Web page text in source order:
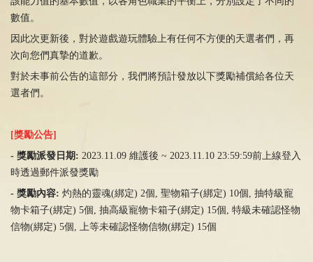
數值。
因此次更新後，對於遊戲遊玩體驗上有任何不方便的天選者們，再
次向您們真摯的道歉。
對於未事前公告的這部分，我們將預計發放以下獎勵補償給各位天
選者們。
[獎勵公告]
- 獎勵派發日期 : 2023.11.09 維護後 ~ 2023.11.10 23:59:59前上線登入
時透過郵件派發獎勵
- 獎勵內容: 灼熱的靈魂(綁定) 2個 聖物箱子(綁定) 10個
抽特級寵
物卡箱子(綁定) 5個 抽高級寵物卡箱子(綁定) 15個
特級未確認怪物
信物(綁定) 5個 上等未確認怪物信物(綁定) 15個